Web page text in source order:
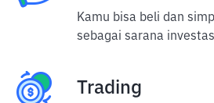
Kamu bisa beli dan
sebagai sarana
Trading